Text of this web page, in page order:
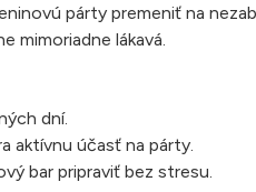
párty premeniť na
mimoriadne lákavá.
dní.
aktívnu účasť na párty.
bar pripraviť bez stresu.